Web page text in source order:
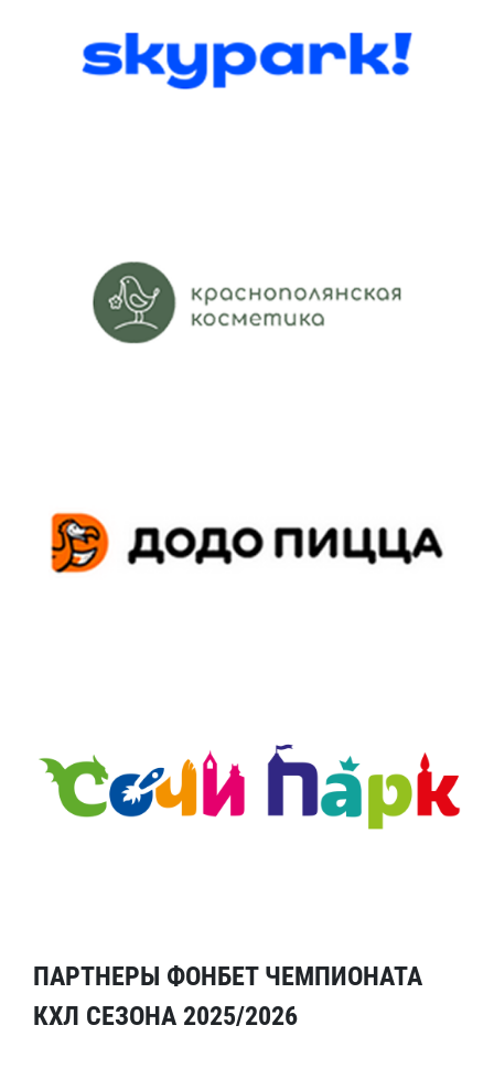
ПАРТНЕРЫ ФОНБЕТ ЧЕМПИОНАТА
КХЛ СЕЗОНА 2025/2026